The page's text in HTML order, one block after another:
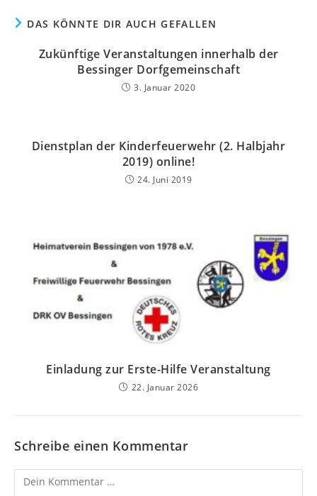
DAS KÖNNTE DIR AUCH GEFALLEN
Zukünftige Veranstaltungen innerhalb der
Bessinger Dorfgemeinschaft
3. Januar 2020
Dienstplan der Kinderfeuerwehr (2. Halbjahr
2019) online!
24. Juni 2019
Einladung zur Erste-Hilfe Veranstaltung
22. Januar 2026
Schreibe einen Kommentar
Kommentar